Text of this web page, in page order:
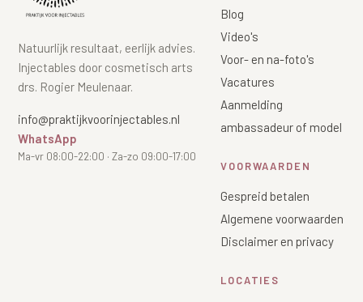
Natuurlijk resultaat, eerlijk advies.
Injectables door cosmetisch arts
drs. Rogier Meulenaar.
info@praktijkvoorinjectables.nl
WhatsApp
Ma-vr 08:00-22:00 · Za-zo 09:00-17:00
Blog
Video's
Voor- en na-foto's
Vacatures
Aanmelding
ambassadeur of model
VOORWAARDEN
Gespreid betalen
Algemene voorwaarden
Disclaimer en privacy
LOCATIES